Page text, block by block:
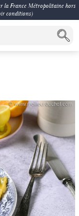
la France Métropolitaine hors
conditions)